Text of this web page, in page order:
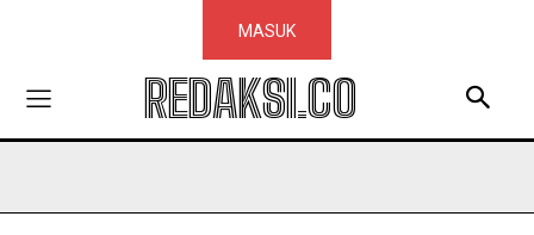
MASUK
REDAKSI.CO